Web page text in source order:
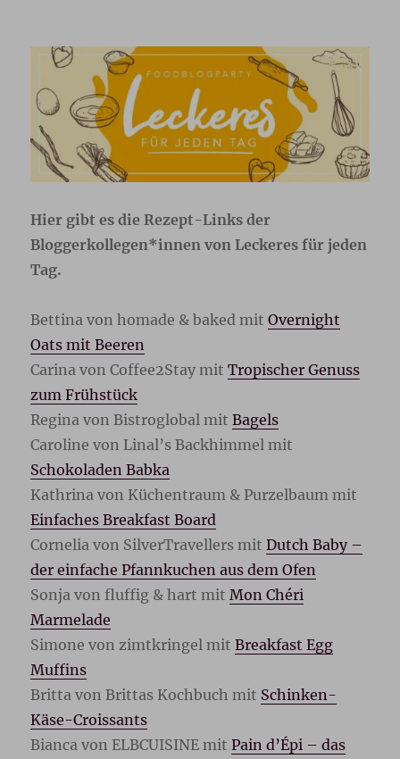
Hier gibt es die Rezept-Links der
Bloggerkollegen*innen von Leckeres für jeden
Tag.
Bettina von homade & baked mitOvernight
Oats mit Beeren
Carina von Coffee2Stay mitTropischer Genuss
zum Frühstück
Regina von Bistroglobal mitBagels
Caroline von Linal’s Backhimmel mit
Schokoladen Babka
Kathrina von Küchentraum & Purzelbaum mit
Einfaches Breakfast Board
Cornelia von SilverTravellers mitDutch Baby –
der einfache Pfannkuchen aus dem Ofen
Sonja von fluffig & hart mit Mon Chéri
Marmelade
Simone von zimtkringel mitBreakfast Egg
Muffins
Britta von Brittas Kochbuch mit Schinken-
Käse-Croissants
Bianca von ELBCUISINE mitPain d’Épi – das